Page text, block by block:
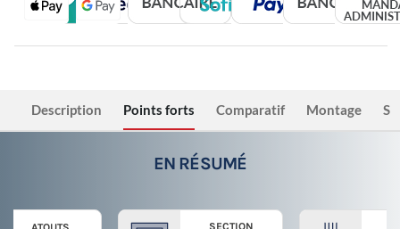
Description Points forts Comparatif Montage
EN RÉSUMÉ